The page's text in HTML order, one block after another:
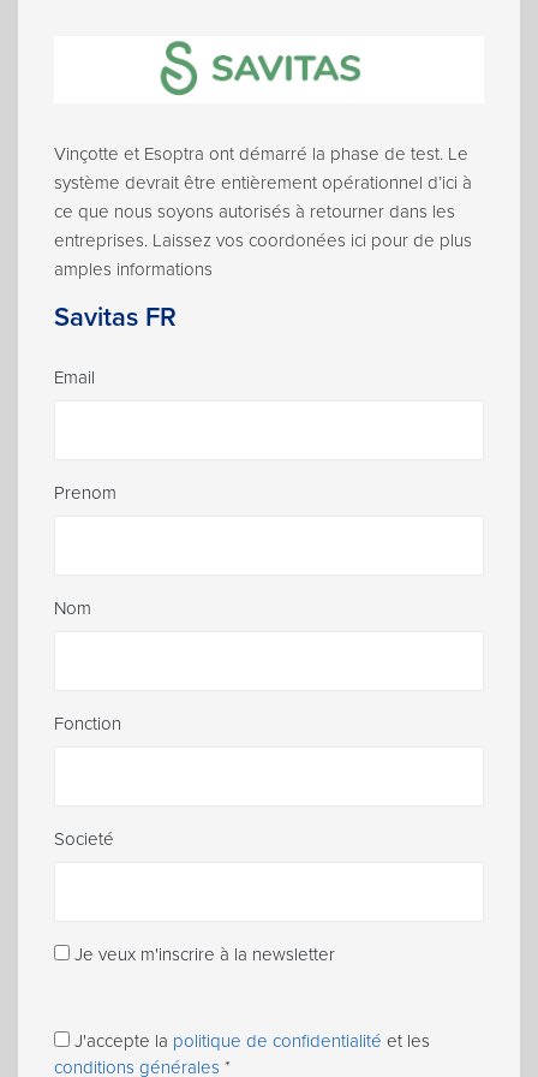
Vinçotte et Esoptra ont démarré la phase de test. Le
système devrait être entièrement opérationnel d’ici à
ce que nous soyons autorisés à retourner dans les
entreprises. Laissez vos coordonées ici pour de plus
amples informations
Savitas FR
Leave
Email
Prenom
Nom
Fonction
Societé
Je veux m'inscrire à la newsletter
J'accepte la politique de confidentialité et les
conditions générales *